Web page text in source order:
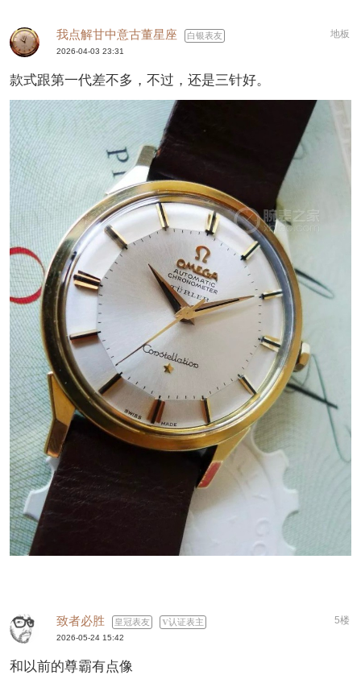
我点解甘中意古董星座 白银表友 地板
2026-04-03 23:31
款式跟第一代差不多，不过，还是三针好。
致者必胜 皇冠表友 认证表主 5楼
2026-05-24 15:42
和以前的尊霸有点像